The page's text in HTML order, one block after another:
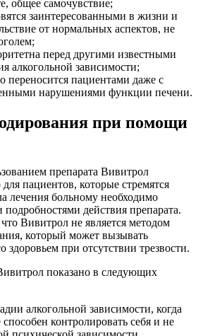
общее самочувствие;
заинтересованными в жизни и
от нормальных аспектов, не
перед другими известными
алкогольной зависимости;
переносится пациентами даже с
нарушениями функции печени.
при помощи
препарата Вивитрол
пациентов, которые стремятся
лечения больному необходимо
подробностями действия препарата.
Вивитрол не является методом
который может вызывать
здоровьем при отсутствии трезвости.
показано в следующих
алкогольной зависимости, когда
контролировать себя и не